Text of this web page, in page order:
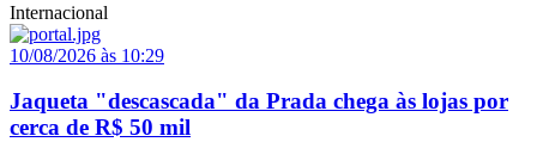
Internacional
10/08/2026 às 10:29
Jaqueta "descascada" da Prada chega às lojas por
cerca de R$ 50 mil